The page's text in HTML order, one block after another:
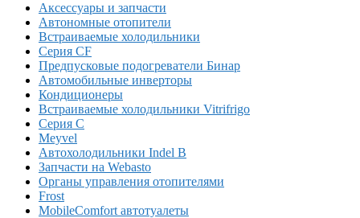
Аксессуары и запчасти
Автономные отопители
Встраиваемые холодильники
Серия CF
Предпусковые подогреватели Бинар
Автомобильные инверторы
Кондиционеры
Встраиваемые холодильники Vitrifrigo
Серия C
Meyvel
Автохолодильники Indel B
Запчасти на Webasto
Органы управления отопителями
Frost
MobileComfort автотуалеты